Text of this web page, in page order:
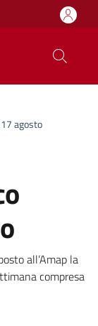
agosto
all’Amap la
compresa